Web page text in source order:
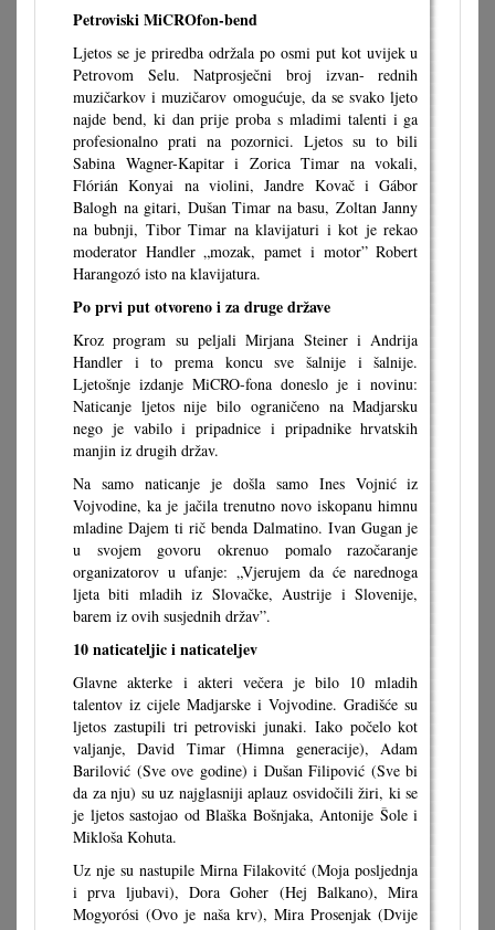
Petroviski MiCROfon-bend
Ljetos se je priredba održala po osmi put kot uvijek u
Petrovom Selu. Natprosječni broj izvan- rednih
muzičarkov i muzičarov omogućuje, da se svako ljeto
najde bend, ki dan prije proba s mladimi talenti i ga
profesionalno prati na pozornici. Ljetos su to bili
Sabina Wagner-Kapitar i Zorica Timar na vokali,
Flórián Konyai na violini, Jandre Kovač i Gábor
Balogh na gitari, Dušan Timar na basu, Zoltan Janny
na bubnji, Tibor Timar na klavijaturi i kot je rekao
moderator Handler „mozak, pamet i motor” Robert
Harangozó isto na klavijatura.
Po prvi put otvoreno i za druge države
Kroz program su peljali Mirjana Steiner i Andrija
Handler i to prema koncu sve šalnije i šalnije.
Ljetošnje izdanje MiCRO-fona doneslo je i novinu:
Naticanje ljetos nije bilo ograničeno na Madjarsku
nego je vabilo i pripadnice i pripadnike hrvatskih
manjin iz drugih držav.
Na samo naticanje je došla samo Ines Vojnić iz
Vojvodine, ka je jačila trenutno novo iskopanu himnu
mladine Dajem ti rič benda Dalmatino. Ivan Gugan je
u svojem govoru okrenuo pomalo razočaranje
organizatorov u ufanje: „Vjerujem da će narednoga
ljeta biti mladih iz Slovačke, Austrije i Slovenije,
barem iz ovih susjednih držav”.
10 naticateljic i naticateljev
Glavne akterke i akteri večera je bilo 10 mladih
talentov iz cijele Madjarske i Vojvodine. Gradišće su
ljetos zastupili tri petroviski junaki. Iako počelo kot
valjanje, David Timar (Himna generacije), Adam
Barilović (Sve ove godine) i Dušan Filipović (Sve bi
da za nju) su uz najglasniji aplauz osvidočili žiri, ki se
je ljetos sastojao od Blaška Bošnjaka, Antonije Šole i
Mikloša Kohuta.
Uz nje su nastupile Mirna Filakovitć (Moja posljednja
i prva ljubavi), Dora Goher (Hej Balkano), Mira
Mogyorósi (Ovo je naša krv), Mira Prosenjak (Dvije